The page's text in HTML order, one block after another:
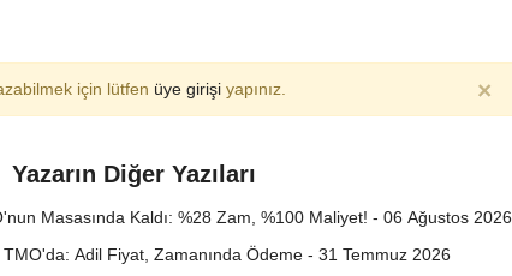
için lütfen üye girişiyapınız. ×
Yazarın Diğer Yazıları
Masasında Kaldı: %28 Zam, %100 Maliyet! - 06 Ağustos 2026
TMO'da: Adil Fiyat, Zamanında Ödeme - 31 Temmuz 2026